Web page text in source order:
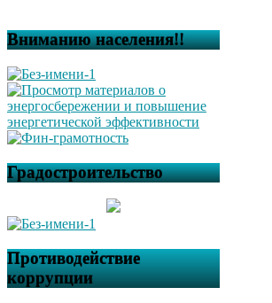
Вниманию населения!!
Градостроительство
Противодействие
коррупции